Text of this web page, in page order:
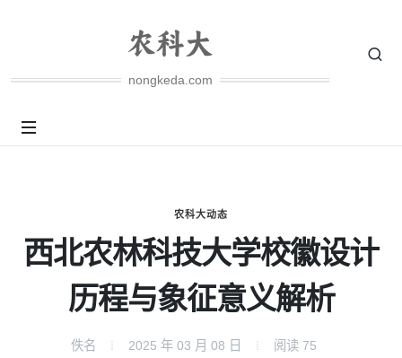
nongkeda.com
农科大动态
西北农林科技大学校徽设计
历程与象征意义解析
佚名 2025 年 03 月 08 日 阅读 75